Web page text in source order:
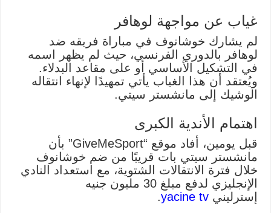
غياب عن مواجهة لوهافر
لم يشارك خوشانوف في مباراة فريقه ضد
لوهافر بالدوري الفرنسي، حيث لم يظهر اسمه
في التشكيل الأساسي أو على مقاعد البدلاء.
ويُعتقد أن هذا الغياب يأتي تمهيدًا لإنهاء انتقاله
الوشيك إلى مانشستر سيتي.
اهتمام الأندية الكبرى
قبل يومين، أفاد موقع “GiveMeSport” بأن
مانشستر سيتي بات قريبًا من ضم خوشانوف
خلال فترة الانتقالات الشتوية، مع استعداد النادي
الإنجليزي لدفع مبلغ 30 مليون جنيه
إسترلينيyacine tv
.